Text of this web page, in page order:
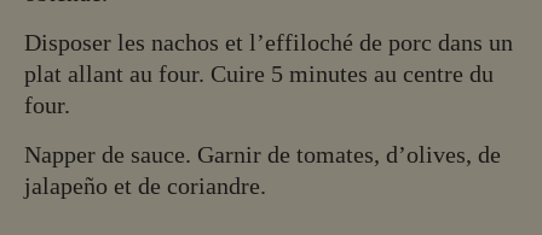
Disposer les nachos et l’effiloché de porc dans un
plat allant au four. Cuire 5 minutes au centre du
four.
Napper de sauce. Garnir de tomates, d’olives, de
jalapeño et de coriandre.